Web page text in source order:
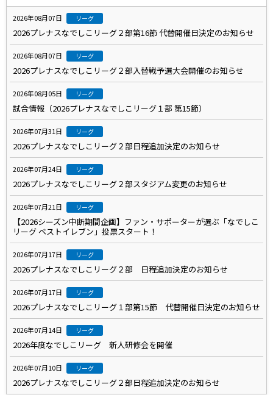
2026年08月07日 リーグ
2026プレナスなでしこリーグ２部第16節 代替開催日決定のお知らせ
2026年08月07日 リーグ
2026プレナスなでしこリーグ２部入替戦予選大会開催のお知らせ
2026年08月05日 リーグ
試合情報（2026プレナスなでしこリーグ１部 第15節）
2026年07月31日 リーグ
2026プレナスなでしこリーグ２部日程追加決定のお知らせ
2026年07月24日 リーグ
2026プレナスなでしこリーグ２部スタジアム変更のお知らせ
2026年07月21日 リーグ
【2026シーズン中断期間企画】ファン・サポーターが選ぶ「なでしこ
リーグ ベストイレブン」投票スタート！
2026年07月17日 リーグ
2026プレナスなでしこリーグ２部 日程追加決定のお知らせ
2026年07月17日 リーグ
2026プレナスなでしこリーグ１部第15節 代替開催日決定のお知らせ
2026年07月14日 リーグ
2026年度なでしこリーグ 新人研修会を開催
2026年07月10日 リーグ
2026プレナスなでしこリーグ２部日程追加決定のお知らせ